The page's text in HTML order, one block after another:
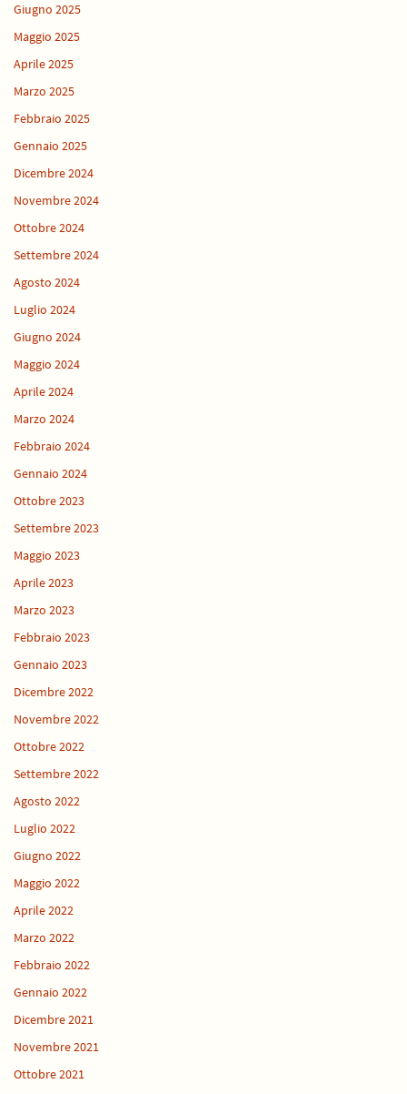
Giugno 2025
Maggio 2025
Aprile 2025
Marzo 2025
Febbraio 2025
Gennaio 2025
Dicembre 2024
Novembre 2024
Ottobre 2024
Settembre 2024
Agosto 2024
Luglio 2024
Giugno 2024
Maggio 2024
Aprile 2024
Marzo 2024
Febbraio 2024
Gennaio 2024
Ottobre 2023
Settembre 2023
Maggio 2023
Aprile 2023
Marzo 2023
Febbraio 2023
Gennaio 2023
Dicembre 2022
Novembre 2022
Ottobre 2022
Settembre 2022
Agosto 2022
Luglio 2022
Giugno 2022
Maggio 2022
Aprile 2022
Marzo 2022
Febbraio 2022
Gennaio 2022
Dicembre 2021
Novembre 2021
Ottobre 2021